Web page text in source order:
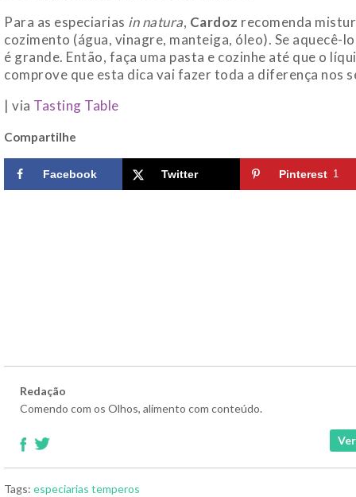
Para as especiarias in natura, Cardoz recomenda
cozimento (água, vinagre, manteiga, óleo). Se aquecê-
é grande. Então, faça uma pasta e cozinhe até que o
comprove que esta dica vai fazer toda a diferença nos
| via Tasting Table
Compartilhe
Facebook Twitter Pinterest 1
Redação
Comendo com os Olhos, alimento com conteúdo.
Tags: especiarias temperos